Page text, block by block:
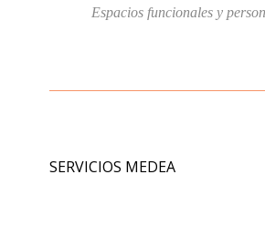
Espacios funcionales y
SERVICIOS MEDEA